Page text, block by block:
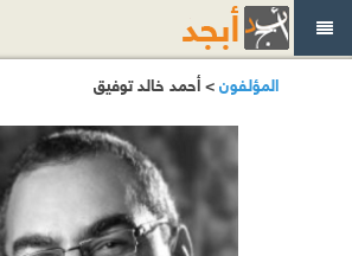
المؤلفون> أحمد خالد توفيق